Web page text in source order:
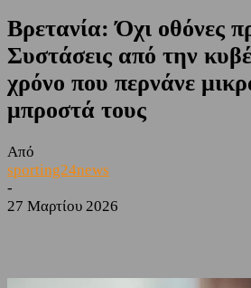
Βρετανία: Όχι οθόνες
Συστάσεις από την
χρόνο που περνάνε
μπροστά τους
Από
sporting24news
-
27 Μαρτίου 2026